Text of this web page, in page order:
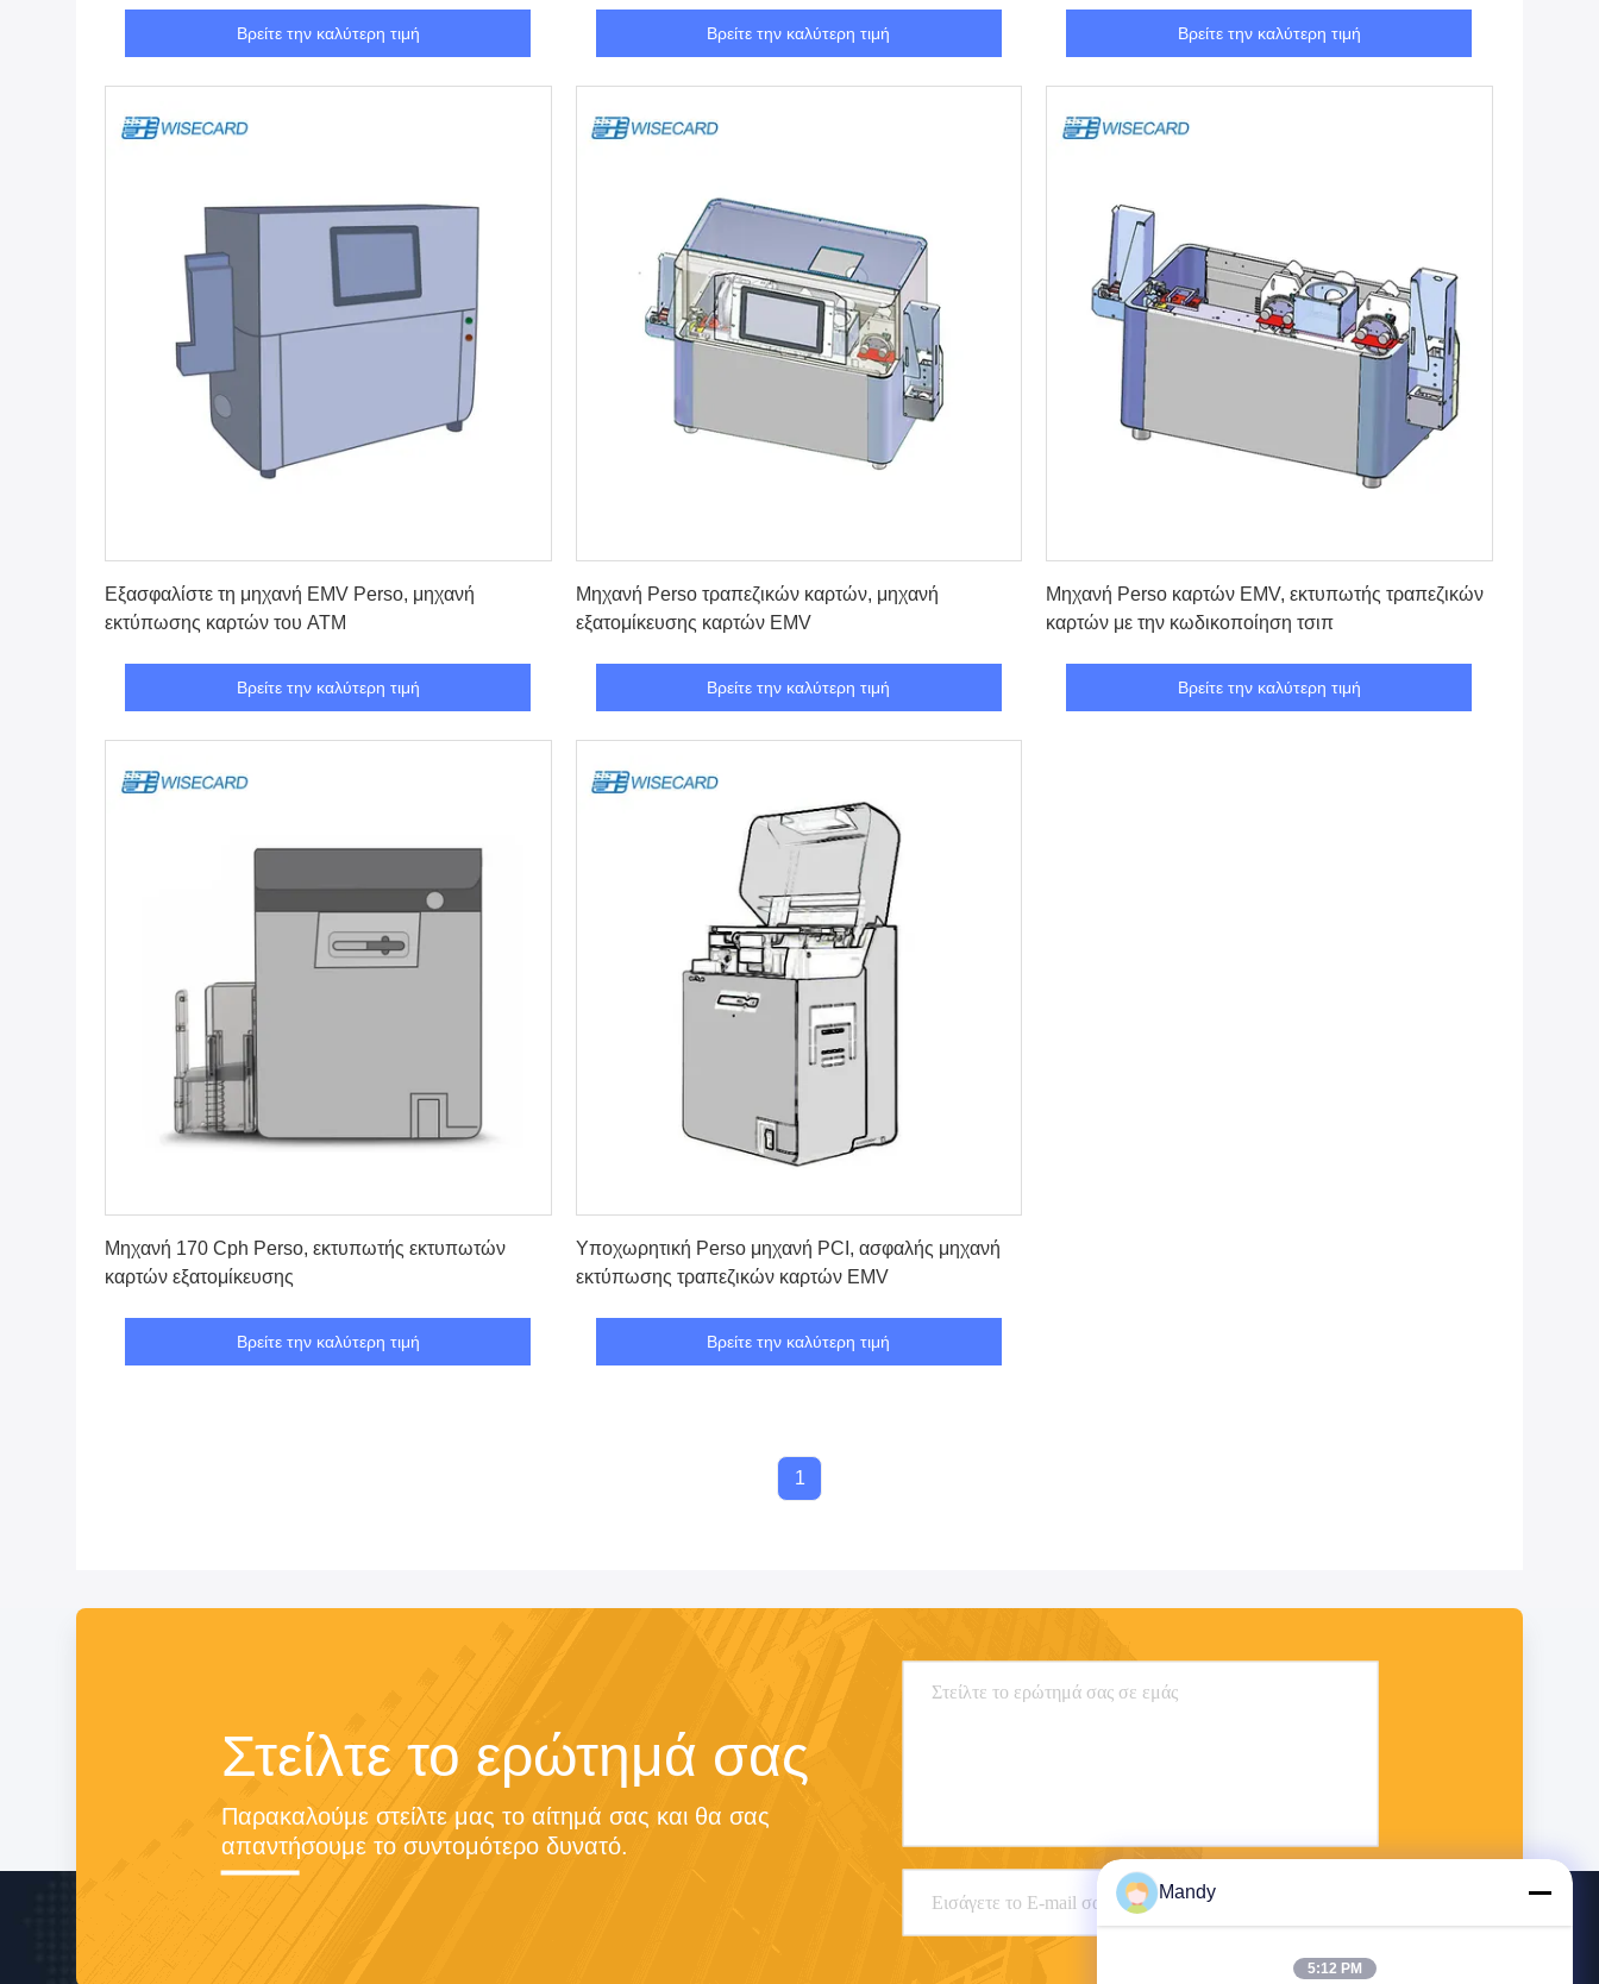
Βρείτε την καλύτερη τιμή Βρείτε την καλύτερη τιμή Βρείτε την καλύτερη τιμή
Εξασφαλίστε τη μηχανή EMV Perso, μηχανή
εκτύπωσης καρτών του ATM
Βρείτε την καλύτερη τιμή
Μηχανή Perso τραπεζικών καρτών, μηχανή
εξατομίκευσης καρτών EMV
Βρείτε την καλύτερη τιμή
Μηχανή Perso καρτών EMV, εκτυπωτής τραπεζικών
καρτών με την κωδικοποίηση τσιπ
Βρείτε την καλύτερη τιμή
Μηχανή 170 Cph Perso, εκτυπωτής εκτυπωτών
καρτών εξατομίκευσης
Βρείτε την καλύτερη τιμή
Υποχωρητική Perso μηχανή PCI, ασφαλής μηχανή
εκτύπωσης τραπεζικών καρτών EMV
Βρείτε την καλύτερη τιμή
1
Στείλτε το ερώτημά σας
Παρακαλούμε στείλτε μας το αίτημά σας και θα σας
απαντήσουμε το συντομότερο δυνατό.
Mandy
5:12 PM